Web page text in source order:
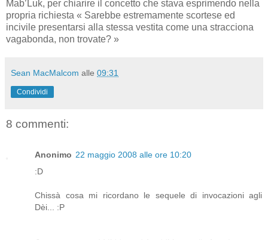
Mab’Luk, per chiarire il concetto che stava esprimendo nella
propria richiesta « Sarebbe estremamente scortese ed
incivile presentarsi alla stessa vestita come una stracciona
vagabonda, non trovate? »
Sean MacMalcom alle 09:31
Condividi
8 commenti:
Anonimo 22 maggio 2008 alle ore 10:20
:D
Chissà cosa mi ricordano le sequele di invocazioni agli
Dèi... :P